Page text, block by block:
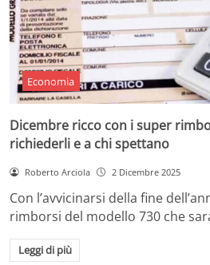
Economia
Dicembre ricco con i super
richiederli e a chi spettano
Roberto Arciola 2 Dicembre 2025
Con l’avvicinarsi della fine
rimborsi del modello 730 che
Leggi di più